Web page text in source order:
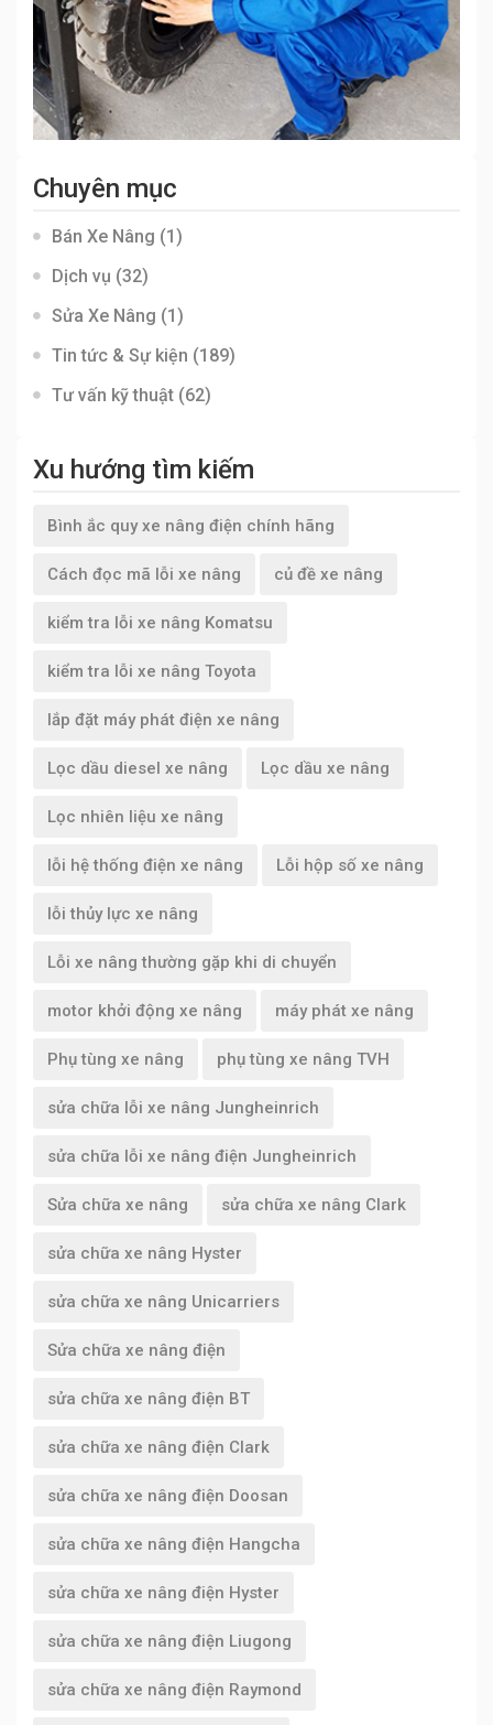
Chuyên mục
Bán Xe Nâng (1)
Dịch vụ (32)
Sửa Xe Nâng (1)
Tin tức & Sự kiện (189)
Tư vấn kỹ thuật (62)
Xu hướng tìm kiếm
Bình ắc quy xe nâng điện chính hãng
Cách đọc mã lỗi xe nâng củ đề xe nâng
kiểm tra lỗi xe nâng Komatsu
kiểm tra lỗi xe nâng Toyota
lắp đặt máy phát điện xe nâng
Lọc dầu diesel xe nâng Lọc dầu xe nâng
Lọc nhiên liệu xe nâng
lỗi hệ thống điện xe nâng Lỗi hộp số xe nâng
lỗi thủy lực xe nâng
Lỗi xe nâng thường gặp khi di chuyển
motor khởi động xe nâng máy phát xe nâng
Phụ tùng xe nâng phụ tùng xe nâng TVH
sửa chữa lỗi xe nâng Jungheinrich
sửa chữa lỗi xe nâng điện Jungheinrich
Sửa chữa xe nâng sửa chữa xe nâng Clark
sửa chữa xe nâng Hyster
sửa chữa xe nâng Unicarriers
Sửa chữa xe nâng điện
sửa chữa xe nâng điện BT
sửa chữa xe nâng điện Clark
sửa chữa xe nâng điện Doosan
sửa chữa xe nâng điện Hangcha
sửa chữa xe nâng điện Hyster
sửa chữa xe nâng điện Liugong
sửa chữa xe nâng điện Raymond